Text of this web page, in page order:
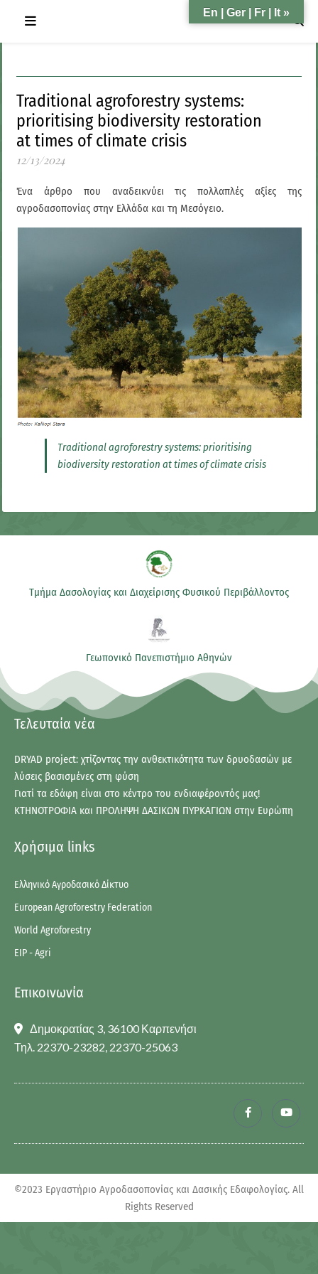
Traditional agroforestry systems:
prioritising biodiversity restoration
at times of climate crisis
12/13/2024
Ένα άρθρο που αναδεικνύει τις πολλαπλές αξίες της
αγροδασοπονίας στην Ελλάδα και τη Μεσόγειο.
Traditional agroforestry systems: prioritising
biodiversity restoration at times of climate crisis
Τμήμα Δασολογίας και Διαχείρισης Φυσικού Περιβάλλοντος
Γεωπονικό Πανεπιστήμιο Αθηνών
Τελευταία νέα
DRYAD project: χτίζοντας την ανθεκτικότητα των δρυοδασών με
λύσεις βασισμένες στη φύση
Γιατί τα εδάφη είναι στο κέντρο του ενδιαφέροντός μας!
ΚΤΗΝΟΤΡΟΦΙΑ και ΠΡΟΛΗΨΗ ΔΑΣΙΚΩΝ ΠΥΡΚΑΓΙΩΝ στην Ευρώπη
Χρήσιμα links
Ελληνικό Αγροδασικό Δίκτυο
European Agroforestry Federation
World Agroforestry
EIP - Agri
Επικοινωνία
Δημοκρατίας 3, 36100 Καρπενήσι
Τηλ. 22370-23282, 22370-25063
©2023 Εργαστήριο Αγροδασοπονίας και Δασικής Εδαφολογίας. All
Rights Reserved
En | Ger | Fr | It »